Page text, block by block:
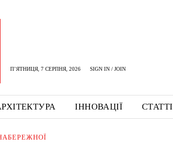
П’ЯТНИЦЯ, 7 СЕРПНЯ, 2026 SIGN IN / JOIN
ІННОВАЦІЇ СТАТТІ